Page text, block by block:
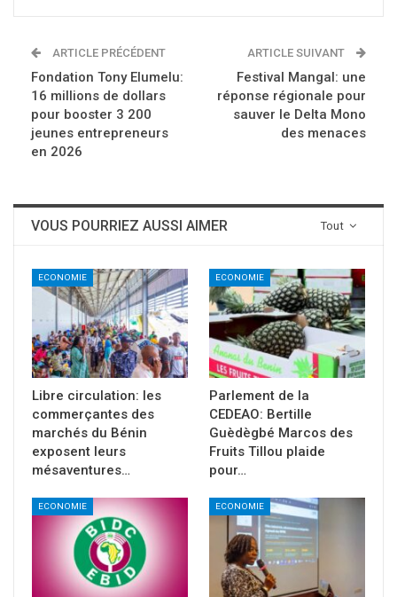
ARTICLE PRÉCÉDENT
Fondation Tony Elumelu:
16 millions de dollars
pour booster 3 200
jeunes entrepreneurs
en 2026
ARTICLE SUIVANT
Festival Mangal: une
réponse régionale pour
sauver le Delta Mono
des menaces
Tout
VOUS POURRIEZ AUSSI AIMER
ECONOMIE
Libre circulation: les
commerçantes des
marchés du Bénin
exposent leurs
mésaventures…
ECONOMIE
Parlement de la
CEDEAO: Bertille
Guèdègbé Marcos des
Fruits Tillou plaide
pour…
ECONOMIE ECONOMIE